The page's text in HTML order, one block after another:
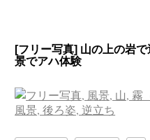
[フリー写真] 山の上の岩
景でアハ体験